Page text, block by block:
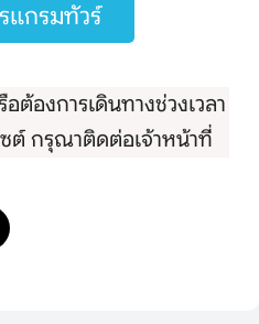
แกรมทัวร์
ต้องการเดินทางช่วงเวลา
ต์ กรุณาติดต่อเจ้าหน้าที่